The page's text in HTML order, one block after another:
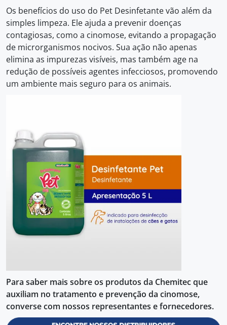
Os benefícios do uso do Pet Desinfetante vão além da
simples limpeza. Ele ajuda a prevenir doenças
contagiosas, como a cinomose, evitando a propagação
de microrganismos nocivos. Sua ação não apenas
elimina as impurezas visíveis, mas também age na
redução de possíveis agentes infecciosos, promovendo
um ambiente mais seguro para os animais.
Para saber mais sobre os produtos da Chemitec que
auxiliam no tratamento e prevenção da cinomose,
converse com nossos representantes e fornecedores.